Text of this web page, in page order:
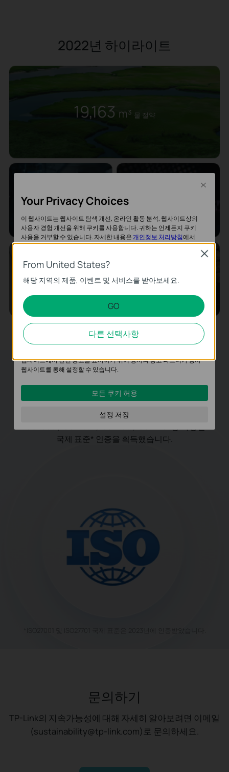
2022년 하이라이트
196개특허 1,185개
19,163 m³ 물 절약
93.18%
고객 만족 직무청렴계약 체결률
수상 및 인증
우수한 제품, 기술, 서비스로 세계적으로 인정받고
있는 TP-Link는 2000년부터 ISO9001, ISO14001,
국제 표준* 인증을 획득했습니다.
문의하기
TP-Link의 지속가능성에 대해 자세히 알아보려면 이메일
(sustainability@tp-link.com)로 문의하세요.
From United States?
해당 지역의 제품, 이벤트 및 서비스를 받아보세요.
GO
다른 선택사항
Close
Your Privacy Choices
이 웹사이트는 웹사이트 탐색 개선, 온라인 활동 분석, 웹사이트상의
사용자 경험 개선을 위해 쿠키를 사용합니다. 귀하는 언제든지 쿠키
사용을 거부할 수 있습니다. 자세한 내용은개인정보 처리방침에서
확인할 수 있습니다.
기본 쿠키
이 쿠키는 웹사이트가 작동하는 데 필요하며 사용자의 시스템에서
분석 및 마케팅 쿠키
분석 쿠키는 웹사이트의 기능을 개선하고 조정하기 위해
웹사이트에서의 사용자 활동을 분석하는 데 사용하는 쿠키입니다.
웹사이트에서 관련 광고를 표시하기 위해 당사의 광고 파트너가 당사
웹사이트를 통해 설정할 수 있습니다.
모든 쿠키 허용
설정 저장
Close